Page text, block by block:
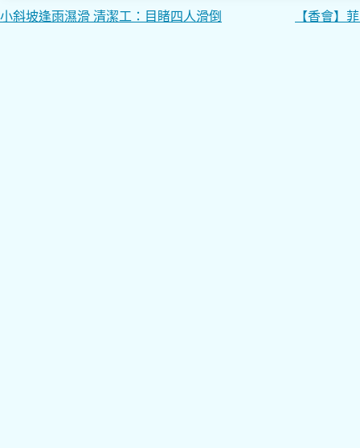
文
小斜坡逢雨濕滑 清潔工：目睹四人滑倒 【香會】